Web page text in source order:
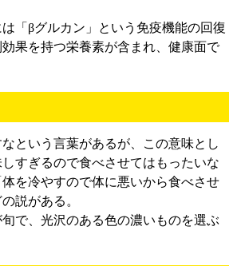
「βグルカン」という免疫機能の回復
果を持つ栄養素が含まれ、健康面で
という言葉があるが、この意味とし
すぎるので食べさせてはもったいな
を冷やすので体に悪いから食べさせ
説がある。
で、光沢のある色の濃いものを選ぶ